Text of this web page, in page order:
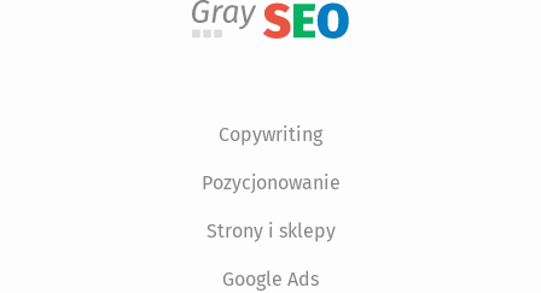
Copywriting
Pozycjonowanie
Strony i sklepy
Google Ads